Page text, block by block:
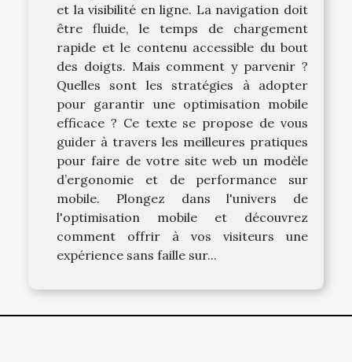
et la visibilité en ligne. La navigation doit
être fluide, le temps de chargement
rapide et le contenu accessible du bout
des doigts. Mais comment y parvenir ?
Quelles sont les stratégies à adopter
pour garantir une optimisation mobile
efficace ? Ce texte se propose de vous
guider à travers les meilleures pratiques
pour faire de votre site web un modèle
d’ergonomie et de performance sur
mobile. Plongez dans l'univers de
l'optimisation mobile et découvrez
comment offrir à vos visiteurs une
expérience sans faille sur...